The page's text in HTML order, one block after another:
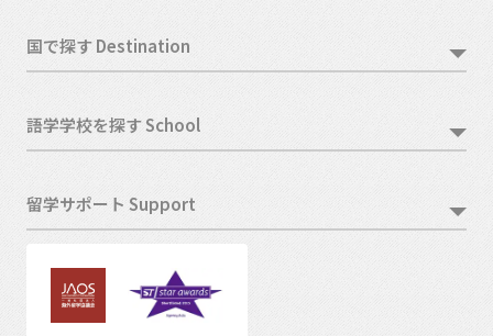
国で探す Destination
語学学校を探す School
留学サポート Support